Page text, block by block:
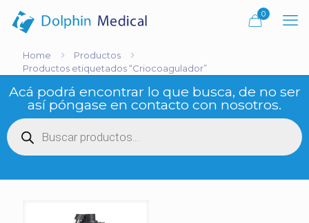
0
Home
Productos
Productos etiquetados “Criocoagulador”
Acá podrá encontrar lo que busca, de no ser
así póngase en contacto con nosotros.
Búsqueda
de
productos